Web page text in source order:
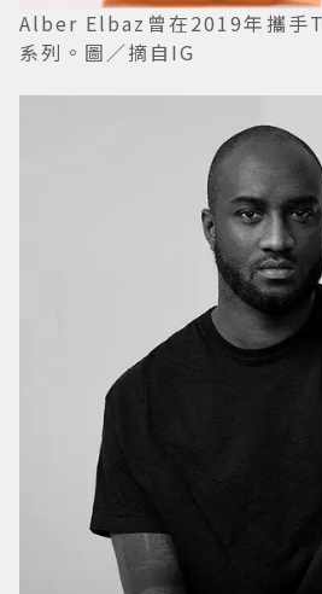
Alber Elbaz曾在2019年攜手
系列。圖／摘自IG